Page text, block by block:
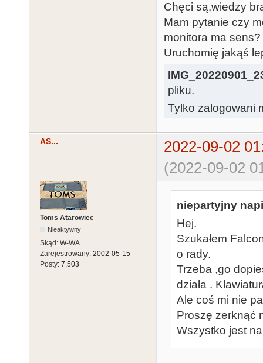
Chęci są,wiedzy
Mam pytanie czy
monitora ma sens?
Uruchomię jakąś
pliku.
Tylko zalogowani
AS...
2022-09-02
(2022-09-02
Toms Atarowiec
Nieaktywny
Skąd: W-WA
Zarejestrowany: 2002-05-15
Posty: 7,503
niepartyjny
Hej.
Szukałem
o rady.
Trzeba ,go
działa .
Ale coś mi nie
Proszę zerknąć
Wszystko jest